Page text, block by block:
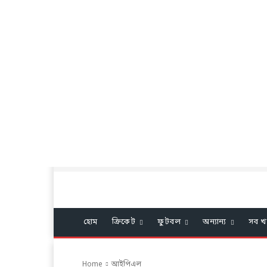
হোম ক্রিকেট ফুটবল অন্যান্য সব
Home আইপিএল